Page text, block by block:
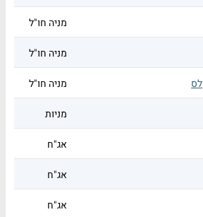
מניה חו"ל
מניה חו"ל
מניה חו"ל
מניות
אג"ח
אג"ח
אג"ח